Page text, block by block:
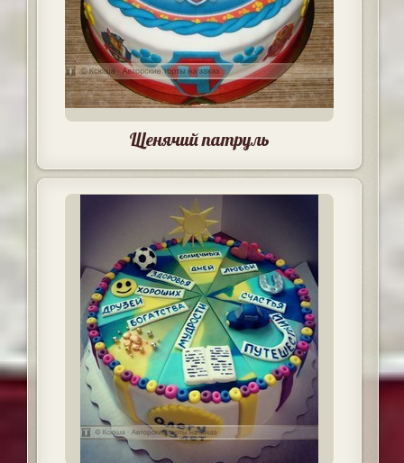
Щенячий патруль